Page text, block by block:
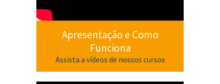
Apresentação e Como
Funciona
Assista a vídeos de nossos cursos